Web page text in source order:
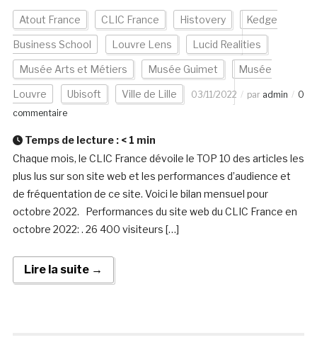
Atout France CLIC France Histovery Kedge
Business School Louvre Lens Lucid Realities
Musée Arts et Métiers Musée Guimet Musée
Louvre Ubisoft Ville de Lille 03/11/2022 par admin
0
commentaire
Temps de lecture : < 1 min
Chaque mois, le CLIC France dévoile le TOP 10 des articles les
plus lus sur son site web et les performances d’audience et
de fréquentation de ce site. Voici le bilan mensuel pour
octobre 2022. Performances du site web du CLIC France en
octobre 2022: . 26 400 visiteurs […]
Lire la suite →